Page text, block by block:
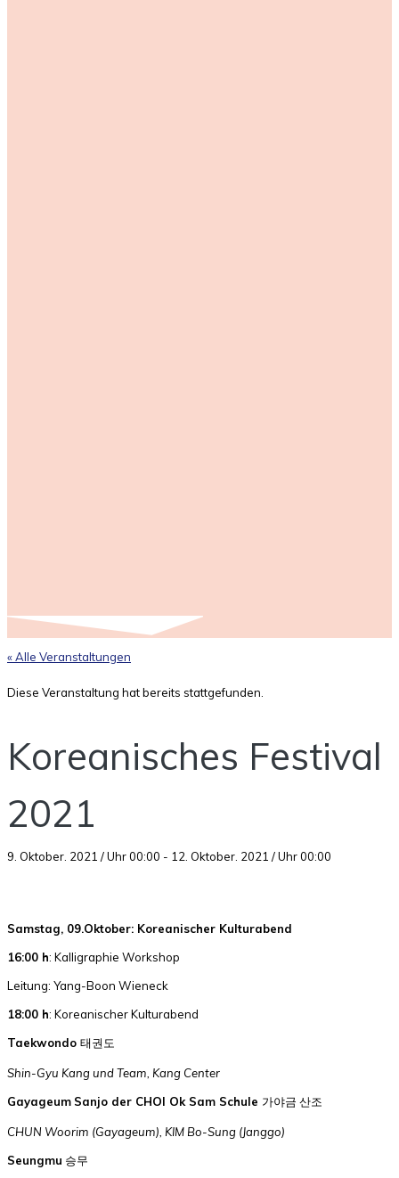
« Alle Veranstaltungen
Diese Veranstaltung hat bereits stattgefunden.
Koreanisches Festival
2021
9. Oktober. 2021 / Uhr 00:00 - 12. Oktober. 2021 / Uhr 00:00
Samstag, 09.Oktober: Koreanischer Kulturabend
16:00 h: Kalligraphie Workshop
Leitung: Yang-Boon Wieneck
18:00 h: Koreanischer Kulturabend
Taekwondo 태권도
Shin-Gyu Kang und Team, Kang Center
Gayageum Sanjo der CHOI Ok Sam Schule 가야금 산조
CHUN Woorim (Gayageum), KIM Bo-Sung (Janggo)
Seungmu 승무